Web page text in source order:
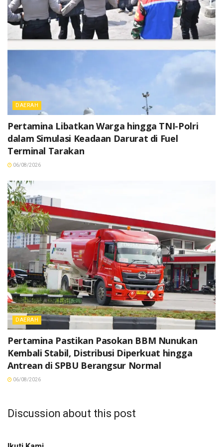
DAERAH
Pertamina Libatkan Warga hingga TNI-Polri
dalam Simulasi Keadaan Darurat di Fuel
Terminal Tarakan
06/08/2026
DAERAH
Pertamina Pastikan Pasokan BBM Nunukan
Kembali Stabil, Distribusi Diperkuat hingga
Antrean di SPBU Berangsur Normal
06/08/2026
Discussion about this post